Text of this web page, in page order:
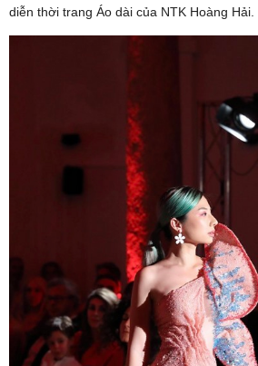
diễn thời trang Áo dài của NTK Hoàng Hải.